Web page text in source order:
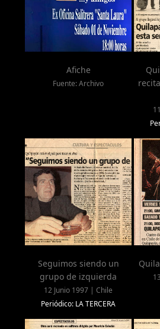
Afiche
Fuente: Archivo
Seguimos siendo un
grupo de izquierda
12 Junio 1997 | Chile
Periódico: LA TERCERA